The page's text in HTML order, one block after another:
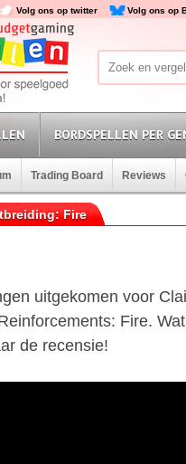
Volg ons op twitter Volg ons op
BORDSPELLEN PER
Trading Board Reviews
Fire
uitgekomen voor
Fire.
de recensie!